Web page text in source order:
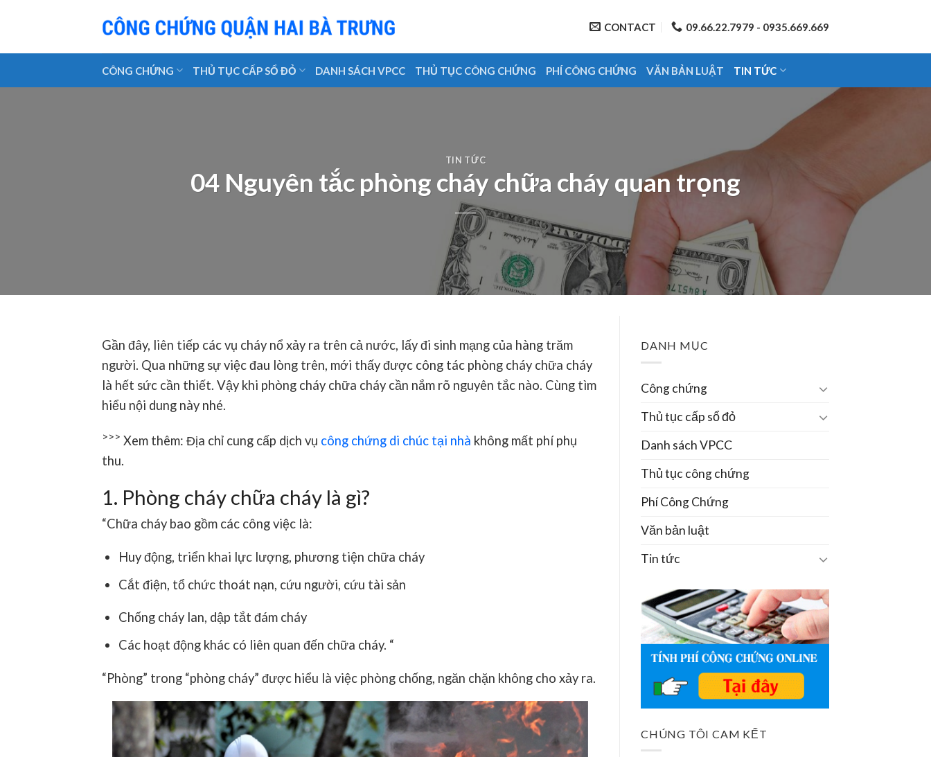
CONTACT 09.66.22.7979 - 0935.669.669
CÔNG CHỨNG THỦ TỤC CẤP SỔ ĐỎ DANH SÁCH VPCC THỦ TỤC CÔNG CHỨNG PHÍ CÔNG CHỨNG VĂN BẢN LUẬT TIN TỨC
TIN TỨC
04 Nguyên tắc phòng cháy chữa cháy quan trọng
Gần đây, liên tiếp các vụ cháy nổ xảy ra trên cả nước, lấy đi sinh mạng của hàng trăm
người. Qua những sự việc đau lòng trên, mới thấy được công tác phòng cháy chữa cháy
là hết sức cần thiết. Vậy khi phòng cháy chữa cháy cần nắm rõ nguyên tắc nào. Cùng tìm
hiểu nội dung này nhé.
>>> Xem thêm: Địa chỉ cung cấp dịch vụ công chứng di chúc tại nhà không mất phí phụ
thu.
1. Phòng cháy chữa cháy là gì?
“Chữa cháy bao gồm các công việc là:
Huy động, triển khai lực lượng, phương tiện chữa cháy
Cắt điện, tổ chức thoát nạn, cứu người, cứu tài sản
Chống cháy lan, dập tắt đám cháy
Các hoạt động khác có liên quan đến chữa cháy. “
“Phòng” trong “phòng cháy” được hiểu là việc phòng chống, ngăn chặn không cho xảy ra.
DANH MỤC
Công chứng
Thủ tục cấp sổ đỏ
Danh sách VPCC
Thủ tục công chứng
Phí Công Chứng
Văn bản luật
Tin tức
CHÚNG TÔI CAM KẾT